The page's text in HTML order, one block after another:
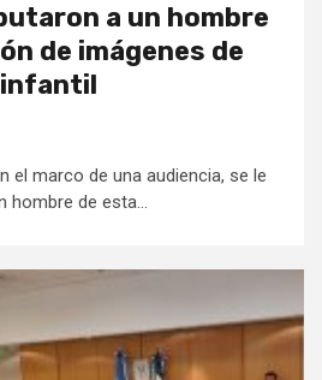
a un hombre
de imágenes de
infantil
el marco de una audiencia, se le
hombre de esta...